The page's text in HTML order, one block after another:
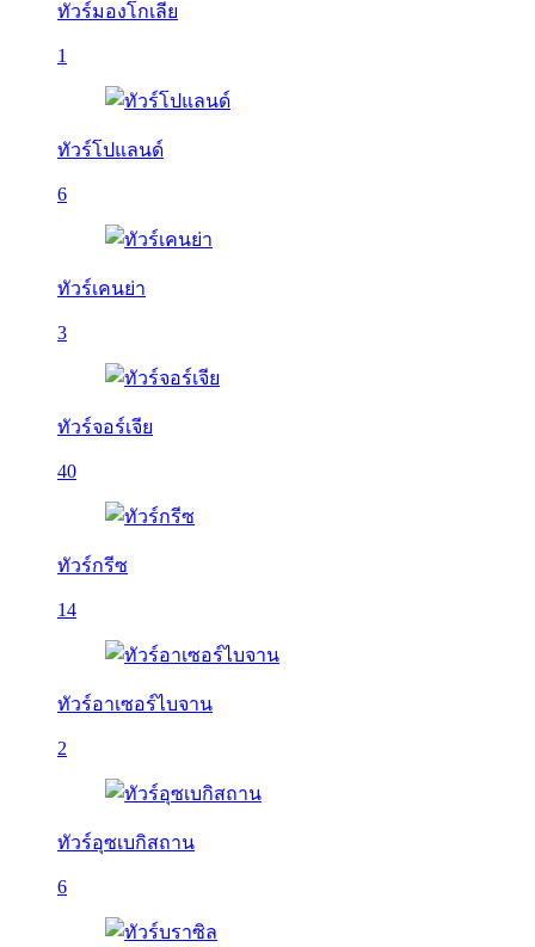
ทัวร์มองโกเลีย
1
ทัวร์โปแลนด์
6
ทัวร์เคนย่า
3
ทัวร์จอร์เจีย
40
ทัวร์กรีซ
14
ทัวร์อาเซอร์ไบจาน
2
ทัวร์อุซเบกิสถาน
6